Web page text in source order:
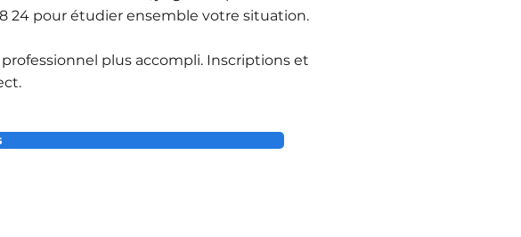
24 pour étudier ensemble votre situation.
plus accompli. Inscriptions et